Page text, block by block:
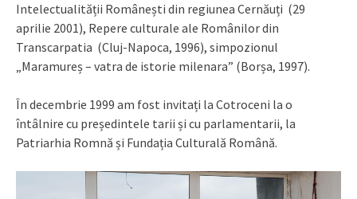
Intelectualității Românești din regiunea Cernăuți (29
aprilie 2001), Repere culturale ale Românilor din
Transcarpatia (Cluj-Napoca, 1996), simpozionul
„Maramureș – vatra de istorie milenara” (Borșa, 1997).
În decembrie 1999 am fost invitați la Cotroceni la o
întâlnire cu președintele tarii și cu parlamentarii, la
Patriarhia Romnă și Fundația Culturală Română.